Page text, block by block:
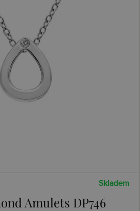
Skladem
Amulets DP746